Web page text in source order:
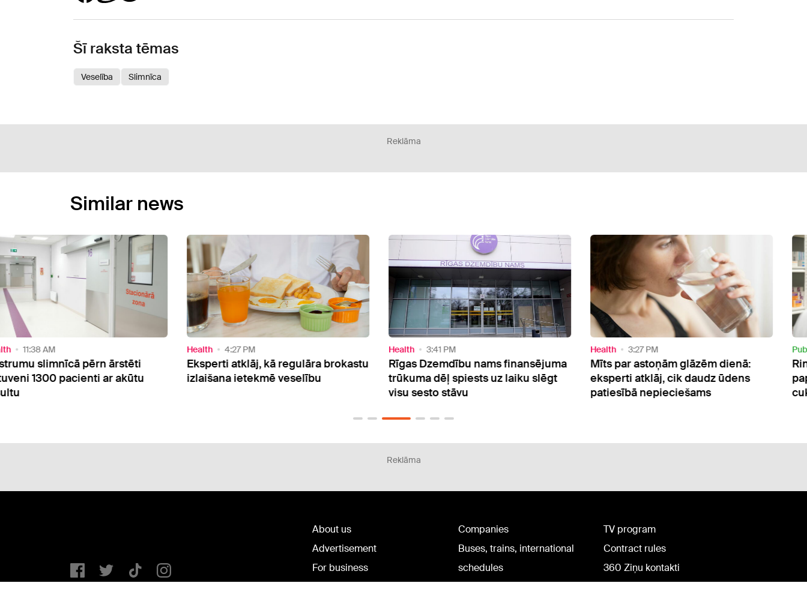
Šī raksta tēmas
Veselība Slimnīca
Reklāma
Similar news
pērn ārstēti
ar akūtu
Eksperti atklāj, kā regulāra brokastu
izlaišana ietekmē veselību
Rīgas Dzemdību nams finansējuma
trūkuma dēļ spiests uz laiku slēgt
visu sesto stāvu
Mīts par astoņām glāzēm dienā:
eksperti atklāj, cik daudz ūdens
patiesībā nepieciešams
Rinkēvičs aicina
papildu
cukura diabēta
Reklāma
About us
Advertisement
For business
Companies
Buses, trains, international
schedules
TV program
Contract rules
360 Ziņu kontakti